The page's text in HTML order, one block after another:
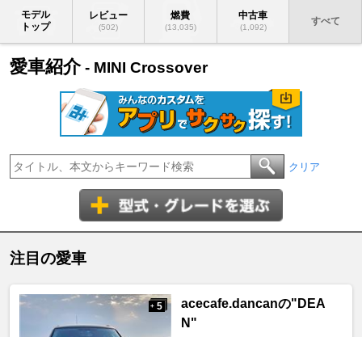
モデル
トップ
レビュー
(502)
燃費
(13,035)
中古車
(1,092)
すべて
愛車紹介- MINI Crossover
クリア
注目の愛車
+ 5
acecafe.dancanの"DEA
N"